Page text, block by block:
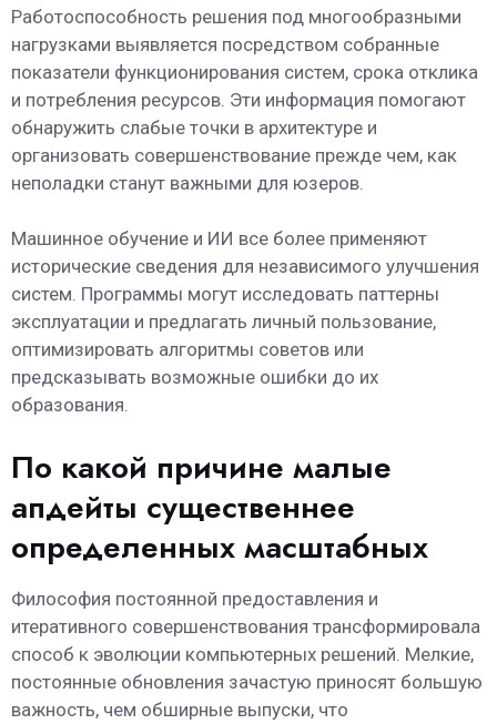
Работоспособность решения под многообразными
нагрузками выявляется посредством собранные
показатели функционирования систем, срока отклика
и потребления ресурсов. Эти информация помогают
обнаружить слабые точки в архитектуре и
организовать совершенствование прежде чем, как
неполадки станут важными для юзеров.
Машинное обучение и ИИ все более применяют
исторические сведения для независимого улучшения
систем. Программы могут исследовать паттерны
эксплуатации и предлагать личный пользование,
оптимизировать алгоритмы советов или
предсказывать возможные ошибки до их
образования.
По какой причине малые
апдейты существеннее
определенных масштабных
Философия постоянной предоставления и
итеративного совершенствования трансформировала
способ к эволюции компьютерных решений. Мелкие,
постоянные обновления зачастую приносят большую
важность, чем обширные выпуски, что